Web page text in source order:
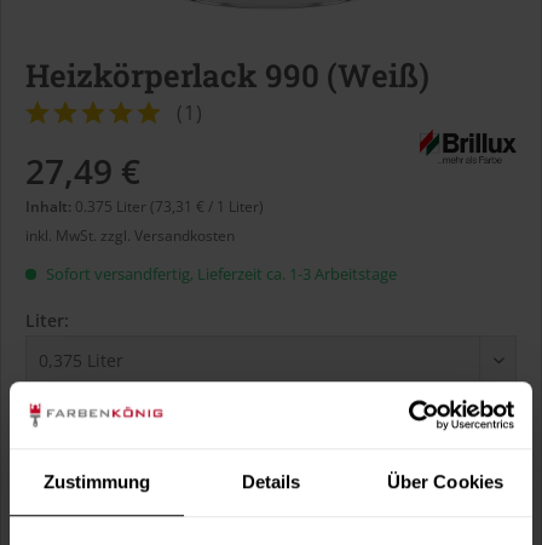
Zustimmung Details Über Cookies
Heizkörperlack 990 (Weiß)
(1 )
27,49 €
Inhalt: 0.375 Liter (73,31 € / 1 Liter)
inkl. MwSt. zzgl. Versandkosten
Sofort versandfertig, Lieferzeit ca. 1-3 Arbeitstage
Liter:
Verbrauch berechnen
m²